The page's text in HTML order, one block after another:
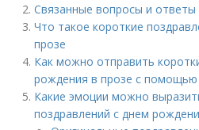
Связанные вопросы и ответы
Что такое короткие
прозе
Как можно отправить
рождения в прозе с помощью
Какие эмоции можно
поздравлений с днем